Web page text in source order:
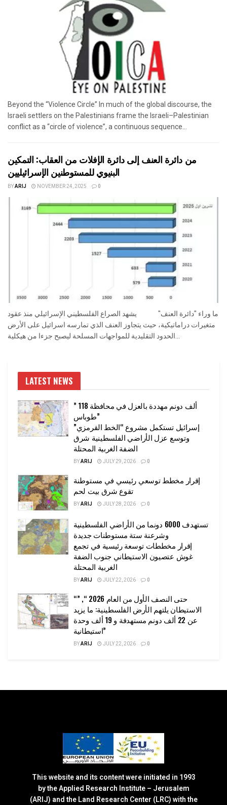
Beyond the “Violence Circle” In much of the global discourse, the
Israeli settlers on the Palestinians frame the Israeli–Palestinian
conflict as a “circle of violence”, a continuous sequence...
من دائرة العنف إلى دائرة الإفلات من العقاب: التمكين
البنيوي للمستوطنين الإسرائيليين
BYARIJ NOVEMBER 24, 2025 0
ما وراء "دائرة العنف" يشهد الصراع الفلسطيني الإسرائيلي منذ عقود
متغيرات دراماتيكية، حيث يتجاوز العنف الذي تمارسه اسرائيل على الأرض
الحدود التقليدية للمواجهات المسلحة ليصبح جزءا من هيكلية...
LATEST NEWS
” 118 ألف دونم مهددة بالعزل في محافظة
طوباس”
إسرائيل تستكمل مشروع “الخط القرمزي”
وتوسع عزل الأراضي الفلسطينية شرق
الضفة الغربية المحتلة
BYARIJ JULY 29, 2026 0
إقرار مخطط توسعي رئيسي في مستوطنة
تقوع شرق بيت لحم
BYARIJ JULY 28, 2026 0
تستهدف 6000 دونما من الأراضي الفلسطينية
وشرعنة ستة مستوطنات جديدة
إقرار مخططات توسعة رئيسية في تجمع
غوش عتصيون الاستيطاني جنوب الضفة
الغربية المحتلة
BYARIJ JULY 22, 2026 0
“حتى النصف الأول من العام 2026 “, ”
الاستيطان يلتهم الأرض الفلسطينية: ما يزيد
عن 22 ألف دونم مستهدفة و 19 ألف وحدة
استيطانية”
BYARIJ JULY 22, 2026 0
This website and its content were initiated in 1993
by the Applied Research Institute – Jerusalem
(ARIJ) and the Land Research Center (LRC) with the